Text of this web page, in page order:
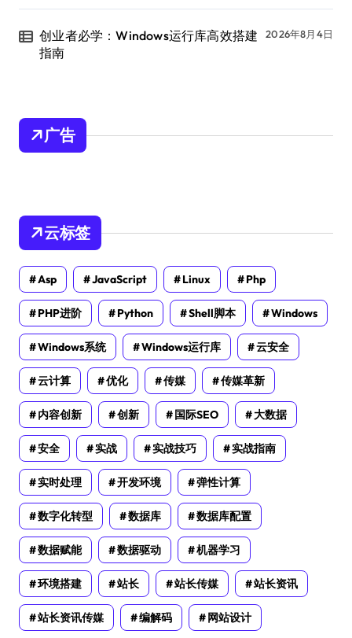
创业者必学：Windows运行库高效搭建
指南
2026年8月4日
广告
云标签
Asp JavaScript Linux Php
PHP进阶 Python Shell脚本 Windows
Windows系统 Windows运行库 云安全
云计算 优化 传媒 传媒革新
内容创新 创新 国际SEO 大数据
安全 实战 实战技巧 实战指南
实时处理 开发环境 弹性计算
数字化转型 数据库 数据库配置
数据赋能 数据驱动 机器学习
环境搭建 站长 站长传媒 站长资讯
站长资讯传媒 编解码 网站设计